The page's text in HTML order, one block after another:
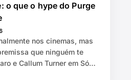
o que o hype do Purge
nos cinemas, mas
que ninguém te